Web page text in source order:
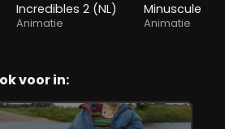
Incredibles 2 (NL)
Animatie
Minuscule 2
Animatie
voor in: